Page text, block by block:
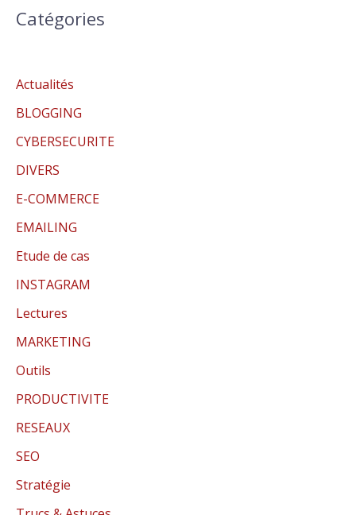
Catégories
Actualités
BLOGGING
CYBERSECURITE
DIVERS
E-COMMERCE
EMAILING
Etude de cas
INSTAGRAM
Lectures
MARKETING
Outils
PRODUCTIVITE
RESEAUX
SEO
Stratégie